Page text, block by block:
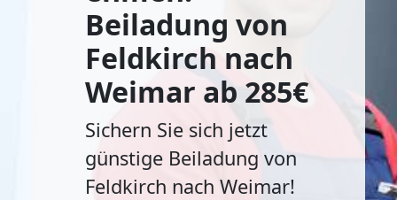
Beiladung von
Feldkirch nach
Weimar ab 285€
Sichern Sie sich jetzt
günstige Beiladung von
Feldkirch nach Weimar!